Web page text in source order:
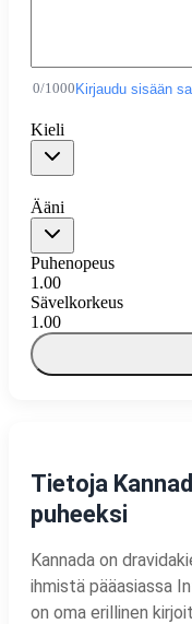
0/1000 Kirjaudu sisään
Kieli
Ääni
Puhenopeus
1.00
Sävelkorkeus
1.00
Tietoja
puheeksi
Kannada on
ihmistä pääasiassa
on oma erillinen